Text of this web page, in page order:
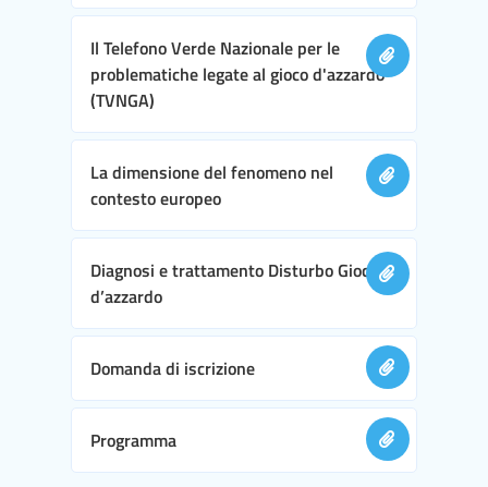
Il Telefono Verde Nazionale per le
problematiche legate al gioco d'azzardo
(TVNGA)
La dimensione del fenomeno nel
contesto europeo
Diagnosi e trattamento Disturbo Gioco
d’azzardo
Domanda di iscrizione
Programma